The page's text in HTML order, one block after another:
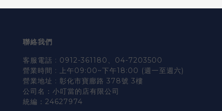
聯絡我們
客服電話 : 0912-361180、04-7203500
營業時間 : 上午09:00~下午18:00 (週一至週六)
營業地址 : 彰化市寶廍路 378號 3樓
公司名：小叮當的店有限公司
統編：24627974